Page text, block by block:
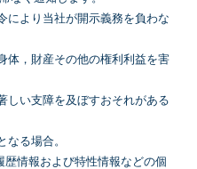
より当社が開示義務を負わな
，財産その他の権利利益を害
い支障を及ぼすおそれがある
る場合。
歴情報および特性情報などの個